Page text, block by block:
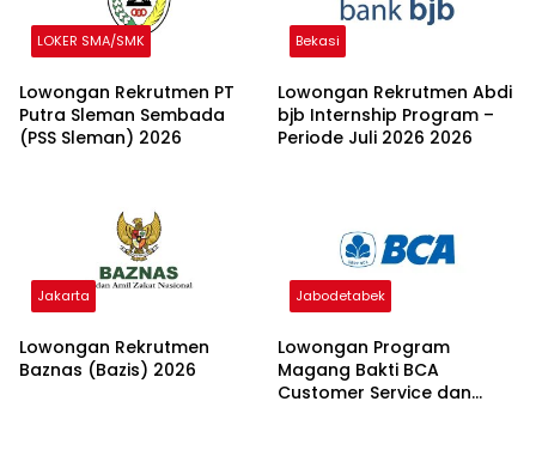
LOKER SMA/SMK
Lowongan Rekrutmen PT
Putra Sleman Sembada
(PSS Sleman) 2026
Bekasi
Lowongan Rekrutmen Abdi
bjb Internship Program –
Periode Juli 2026 2026
Jakarta
Lowongan Rekrutmen
Baznas (Bazis) 2026
Jabodetabek
Lowongan Program
Magang Bakti BCA
Customer Service dan